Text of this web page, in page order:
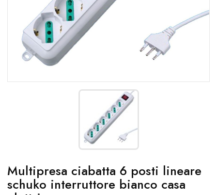
Multipresa ciabatta 6 posti lineare
schuko interruttore bianco casa